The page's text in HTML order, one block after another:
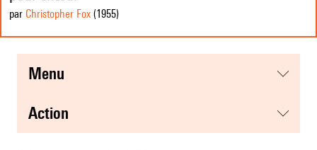
par Christopher Fox (1955)
menu
action